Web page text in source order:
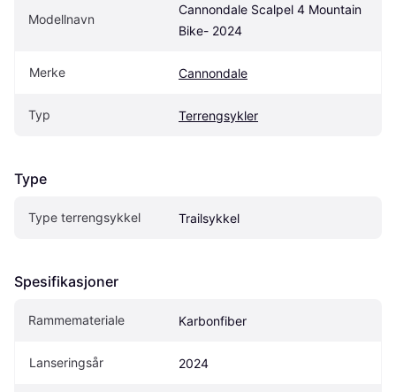
Modellnavn
Cannondale Scalpel 4 Mountain
Bike- 2024
Merke Cannondale
Typ Terrengsykler
Type
Type terrengsykkel Trailsykkel
Spesifikasjoner
Rammemateriale Karbonfiber
Lanseringsår 2024